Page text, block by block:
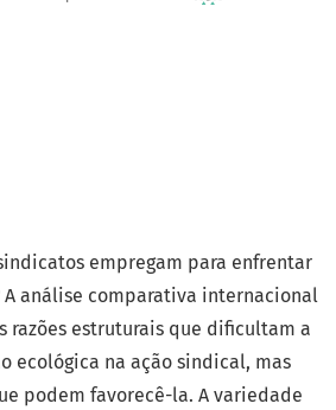
empregam para enfrentar
análise comparativa internacional
razões estruturais que dificultam a
ecológica na ação sindical, mas
podem favorecê-la. A variedade